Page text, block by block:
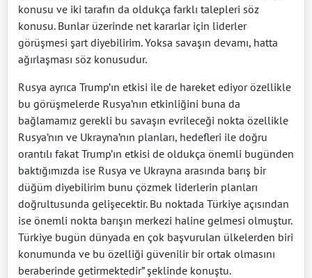
konusu ve iki tarafın da oldukça farklı talepleri söz
konusu. Bunlar üzerinde net kararlar için liderler
görüşmesi şart diyebilirim. Yoksa savaşın devamı, hatta
ağırlaşması söz konusudur.
Rusya ayrıca Trump’ın etkisi ile de hareket ediyor özellikle
bu görüşmelerde Rusya’nın etkinliğini buna da
bağlamamız gerekli bu savaşın evrileceği nokta özellikle
Rusya’nın ve Ukrayna’nın planları, hedefleri ile doğru
orantılı fakat Trump’ın etkisi de oldukça önemli bugünden
baktığımızda ise Rusya ve Ukrayna arasında barış bir
düğüm diyebilirim bunu çözmek liderlerin planları
doğrultusunda gelişecektir. Bu noktada Türkiye açısından
ise önemli nokta barışın merkezi haline gelmesi olmuştur.
Türkiye bugün dünyada en çok başvurulan ülkelerden biri
konumunda ve bu özelliği güvenilir bir ortak olmasını
beraberinde getirmektedir” şeklinde konuştu.